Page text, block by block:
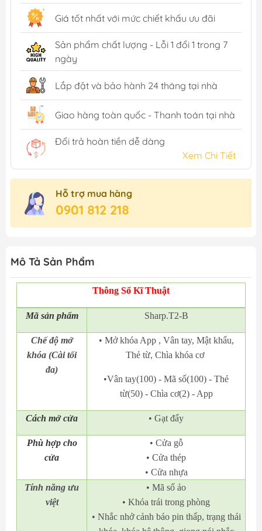
Giá tốt nhất với mức chiết khấu ưu đãi
Sản phẩm chất lượng - Lỗi 1 đổi 1 trong 7
ngày
Lắp đặt và bảo hành 24 tháng tại nhà
Giao hàng toàn quốc - Thanh toán tại nhà
Đổi trả hoàn tiền dễ dàng
Xem Chi Tiết
Hỗ trợ mua hàng
0901 812 218
Mô Tả Sản Phẩm
Thông Số Kĩ Thuật
Mã sản phẩm Sharp.T2-B
Chế độ mở
khóa (Cài tối
đa)
• Mở khóa App , Vân tay, Mật khẩu,
Thẻ từ, Chìa khóa cơ
•Vân tay(100) - Mã số(100) - Thẻ
từ(50) - Chìa cơ(2) - App
Cách mở cửa • Gạt đẩy
Phù hợp cho
cửa
• Cửa gỗ
• Cửa thép
• Cửa nhựa
Tính năng ưu
việt
• Mã số ảo
• Khóa trái trong phòng
• Nhắc nhở cảnh báo pin thấp, trạng thái